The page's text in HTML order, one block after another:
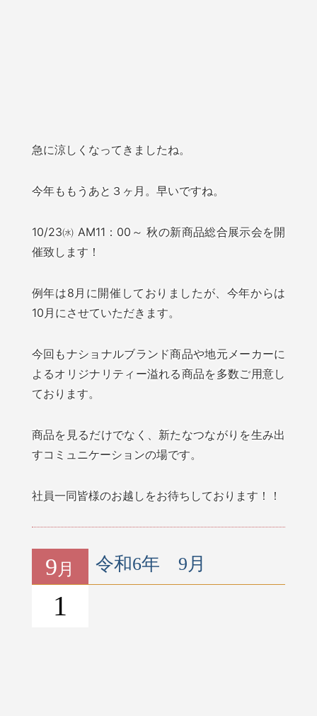
急に涼しくなってきましたね。
今年ももうあと３ヶ月。早いですね。
10/23㈬ AM11：00～ 秋の新商品総合展示会を開
催致します！
例年は8月に開催しておりましたが、今年からは
10月にさせていただきます。
今回もナショナルブランド商品や地元メーカーに
よるオリジナリティー溢れる商品を多数ご用意し
ております。
商品を見るだけでなく、新たなつながりを生み出
すコミュニケーションの場です。
社員一同皆様のお越しをお待ちしております！！
9月
1
令和6年 9月